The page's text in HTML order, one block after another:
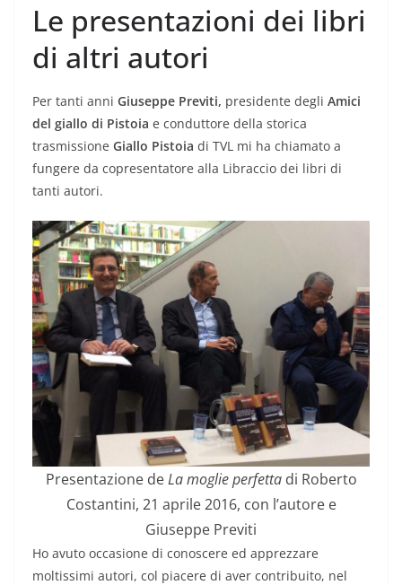
Le presentazioni dei libri
di altri autori
Per tanti anni Giuseppe Previti, presidente degli Amici
del giallo di Pistoia e conduttore della storica
trasmissione Giallo Pistoia di TVL mi ha chiamato a
fungere da copresentatore alla Libraccio dei libri di
tanti autori.
Presentazione deLa moglie perfettadi Roberto
Costantini, 21 aprile 2016, con l’autore e
Giuseppe Previti
Ho avuto occasione di conoscere ed apprezzare
moltissimi autori, col piacere di aver contribuito, nel